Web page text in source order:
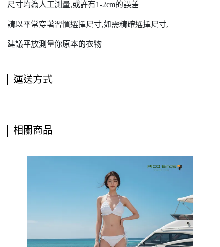
尺寸均為人工測量,或許有1-2cm的誤差
請以平常穿著習慣選擇尺寸,如需精確選擇尺寸,
建議平放測量你原本的衣物
運送方式
相關商品